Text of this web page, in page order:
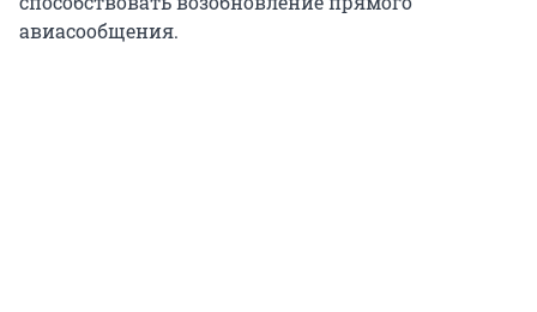
авиасообщения.